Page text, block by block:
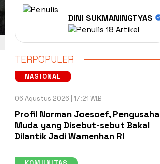
DINI SUKMANINGTYAS
18 Artikel
TERPOPULER
NASIONAL
06 Agustus 2026 | 17:21 WIB
Profil Norman Joesoef, Pengusaha
Muda yang Disebut-sebut Bakal
Dilantik Jadi Wamenhan RI